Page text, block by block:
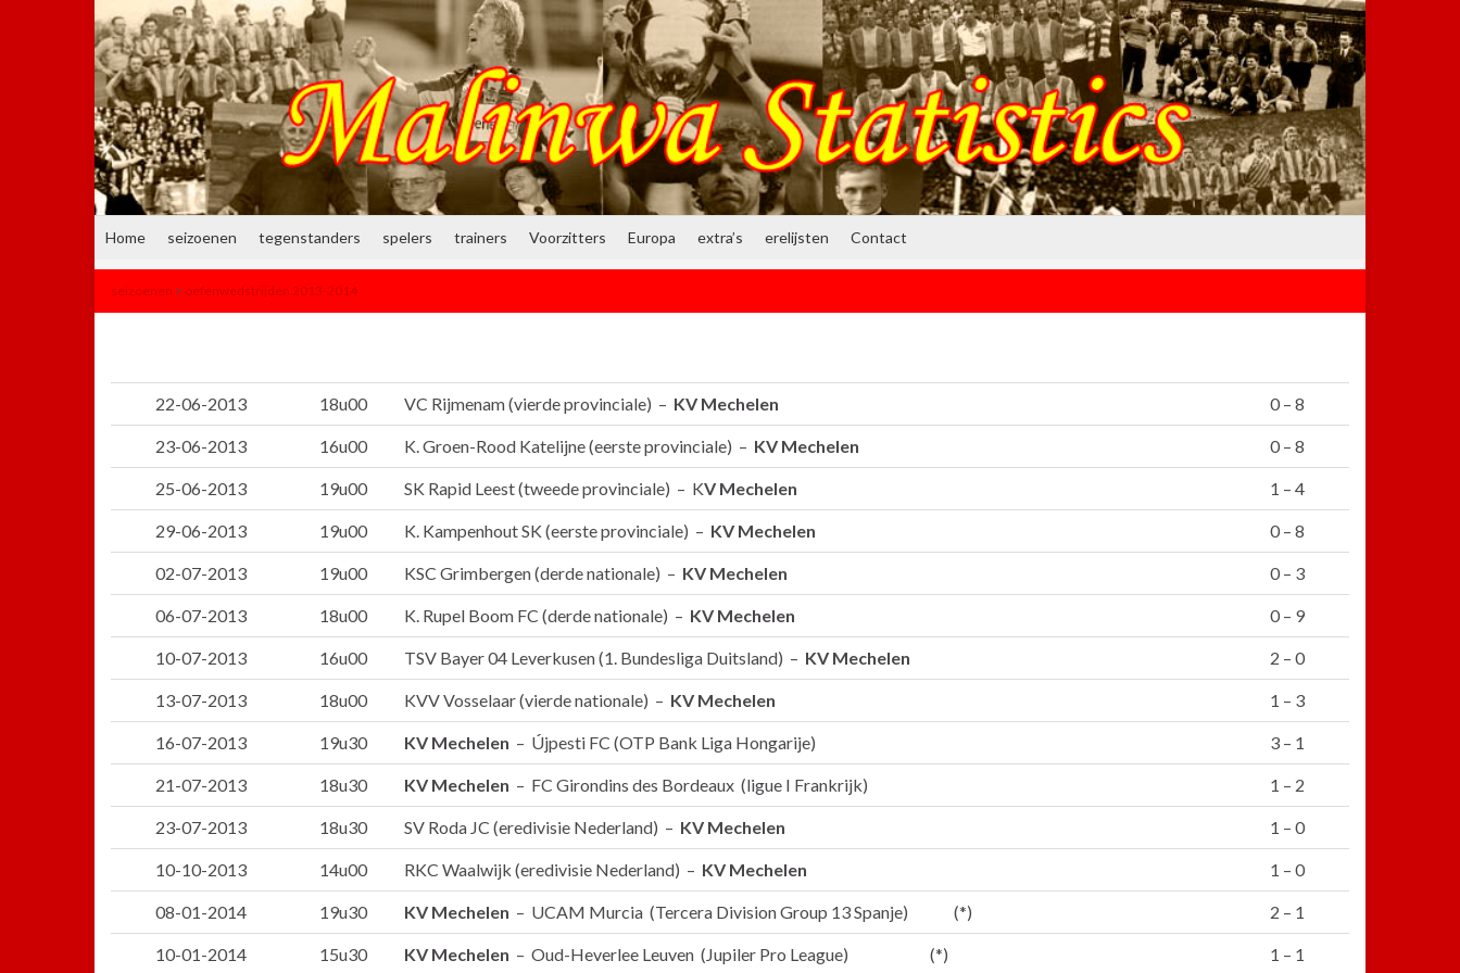
Home seizoenen tegenstanders spelers trainers Voorzitters Europa extra’s erelijsten Contact
seizoenen > oefenwedstrijden 2013-2014
22-06-2013 18u00 VC Rijmenam (vierde provinciale) – KV Mechelen 0 – 8
23-06-2013 16u00 K. Groen-Rood Katelijne (eerste provinciale) – KV Mechelen 0 – 8
25-06-2013 19u00 SK Rapid Leest (tweede provinciale) – KV Mechelen 1 – 4
29-06-2013 19u00 K. Kampenhout SK (eerste provinciale) – KV Mechelen 0 – 8
02-07-2013 19u00 KSC Grimbergen (derde nationale) – KV Mechelen 0 – 3
06-07-2013 18u00 K. Rupel Boom FC (derde nationale) – KV Mechelen 0 – 9
10-07-2013 16u00 TSV Bayer 04 Leverkusen (1. Bundesliga Duitsland) – KV Mechelen 2 – 0
13-07-2013 18u00 KVV Vosselaar (vierde nationale) – KV Mechelen 1 – 3
16-07-2013 19u30 KV Mechelen – Újpesti FC (OTP Bank Liga Hongarije) 3 – 1
21-07-2013 18u30 KV Mechelen – FC Girondins des Bordeaux (ligue I Frankrijk) 1 – 2
23-07-2013 18u30 SV Roda JC (eredivisie Nederland) – KV Mechelen 1 – 0
10-10-2013 14u00 RKC Waalwijk (eredivisie Nederland) – KV Mechelen 1 – 0
08-01-2014 19u30 KV Mechelen – UCAM Murcia (Tercera Division Group 13 Spanje) (*) 2 – 1
10-01-2014 15u30 KV Mechelen – Oud-Heverlee Leuven (Jupiler Pro League) (*) 1 – 1